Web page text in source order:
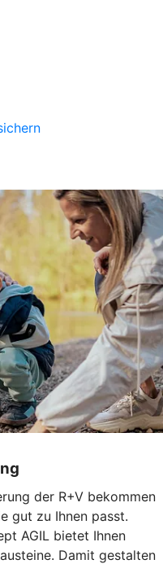
der R+V bekommen
gut zu Ihnen passt.
AGIL bietet Ihnen
Damit gestalten